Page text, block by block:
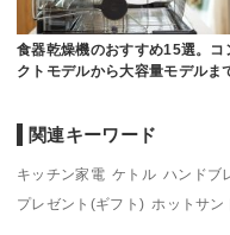
食器乾燥機のおすすめ15選。コ
クトモデルから大容量モデルま
関連キーワード
キッチン家電 ケトル ハンドブ
プレゼント(ギフト) ホットサン